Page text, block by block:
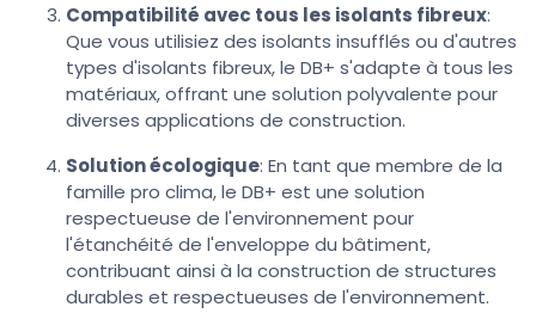
Compatibilité avec tous les isolants fibreux:
Que vous utilisiez des isolants insufflés ou d'autres
types d'isolants fibreux, le DB+ s'adapte à tous les
matériaux, offrant une solution polyvalente pour
diverses applications de construction.
Solution écologique: En tant que membre de la
famille pro clima, le DB+ est une solution
respectueuse de l'environnement pour
l'étanchéité de l'enveloppe du bâtiment,
contribuant ainsi à la construction de structures
durables et respectueuses de l'environnement.